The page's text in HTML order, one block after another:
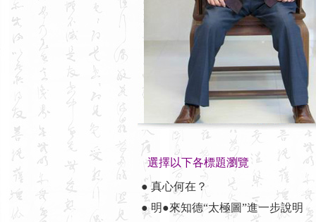
選擇以下各標題瀏覽
● 真心何在？
● 明●來知德“太極圖”進一步說明